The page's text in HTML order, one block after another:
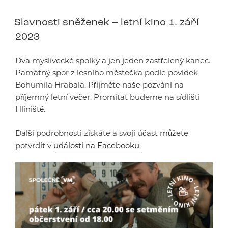
Slavnosti sněženek – letní kino 1. září
2023
Dva myslivecké spolky a jen jeden zastřelený kanec.
Památný spor z lesního městečka podle povídek
Bohumila Hrabala. Přijměte naše pozvání na
příjemný letní večer. Promítat budeme na sídlišti
Hliniště.
Další podrobnosti získáte a svoji účast můžete
potvrdit v události na Facebooku.